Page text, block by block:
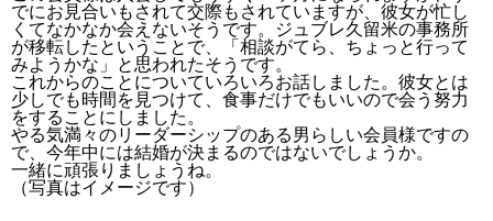
でにお見合いもされて交際もされていますが、彼女が忙し
くてなかなか会えないそうです。ジュブレ久留米の事務所
が移転したということで、「相談がてら、ちょっと行って
みようかな」と思われたそうです。
これからのことについていろいろお話しました。彼女とは
少しでも時間を見つけて、食事だけでもいいので会う努力
をすることにしました。
やる気満々のリーダーシップのある男らしい会員様ですの
で、今年中には結婚が決まるのではないでしょうか。
一緒に頑張りましょうね。
（写真はイメージです）